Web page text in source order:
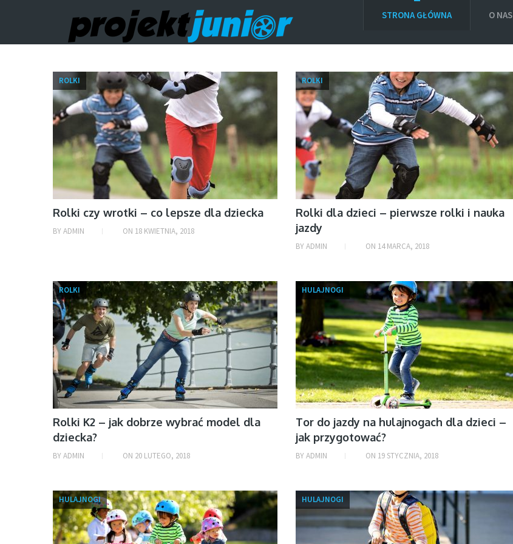
STRONA GŁÓWNA O NAS
ROLKI
Rolki czy wrotki – co lepsze dla dziecka
BY ADMIN ON 18 KWIETNIA, 2018
ROLKI
Rolki dla dzieci – pierwsze rolki i nauka
jazdy
BY ADMIN ON 14 MARCA, 2018
ROLKI
Rolki K2 – jak dobrze wybrać model dla
dziecka?
BY ADMIN ON 20 LUTEGO, 2018
HULAJNOGI
Tor do jazdy na hulajnogach dla dzieci –
jak przygotować?
BY ADMIN ON 19 STYCZNIA, 2018
HULAJNOGI HULAJNOGI